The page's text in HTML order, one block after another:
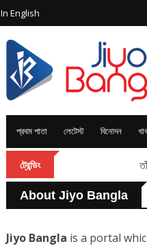
In English
প্রথম পাতা লেটেস্ট বিনোদন
ট্রেন্ডিং
About Jiyo Bangla
Jiyo Bangla is a portal